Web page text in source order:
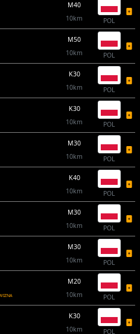
M40
10km
POL
M50
10km
POL
K30
10km
POL
K30
10km
POL
M30
10km
POL
K40
10km
POL
M30
10km
POL
M30
10km
POL
M20
10km
POL
K30
10km
POL